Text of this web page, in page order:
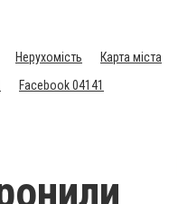
Нерухомість
Карта міста
Facebook 04141